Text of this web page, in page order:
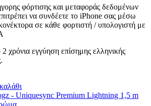
φόρτισης και μεταφοράς δεδομένων
να συνδέετε το iPhone σας μέσω
σε κάθε φορτιστή / υπολογιστή με
χρόνια εγγύηση επίσημης ελληνικής